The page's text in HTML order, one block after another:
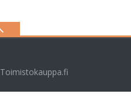
Toimistokauppa.fi